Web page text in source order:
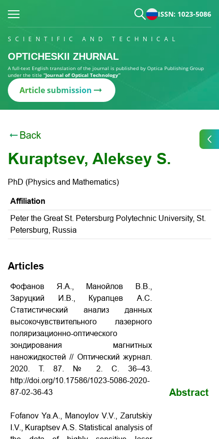
ISSN: 1023-5086
SCIENTIFIC AND TECHNICAL
OPTICHESKII ZHURNAL
A full-text English translation of the journal is published by Optica Publishing Group
under the title “Journal of Optical Technology”
Article submission
Back
Kuraptsev, Aleksey S.
PhD (Physics and Mathematics)
Affiliation
Peter the Great St. Petersburg Polytechnic University, St.
Petersburg, Russia
Articles
Фофанов Я.А., Манойлов В.В.,
Заруцкий И.В., Курапцев А.С.
Статистический анализ данных
высокочувствительного лазерного
поляризационно-оптического
зондирования магнитных
наножидкостей // Оптический журнал.
2020. Т. 87. № 2. С. 36–43.
http://doi.org/10.17586/1023-5086-2020-
87-02-36-43
Fofanov Ya.A., Manoylov V.V., Zarutskiy
I.V., Kuraptsev A.S. Statistical analysis of
Abstract